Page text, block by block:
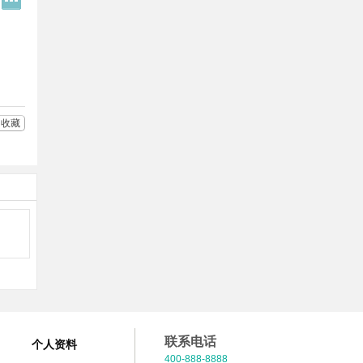
Q
收藏
个人资料 联系电话
400-888-8888